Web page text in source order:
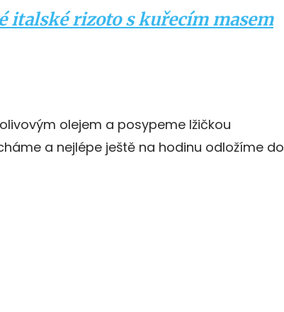
italské rizoto s kuřecím masem
olejem a posypeme lžičkou
a nejlépe ještě na hodinu odložíme do